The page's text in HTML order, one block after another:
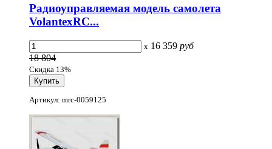
Радиоуправляемая модель самолета
VolantexRC...
x 16 359 руб
18 804
Скидка 13%
Артикул: mrc-0059125